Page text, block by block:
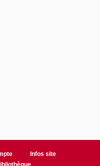
Infos site